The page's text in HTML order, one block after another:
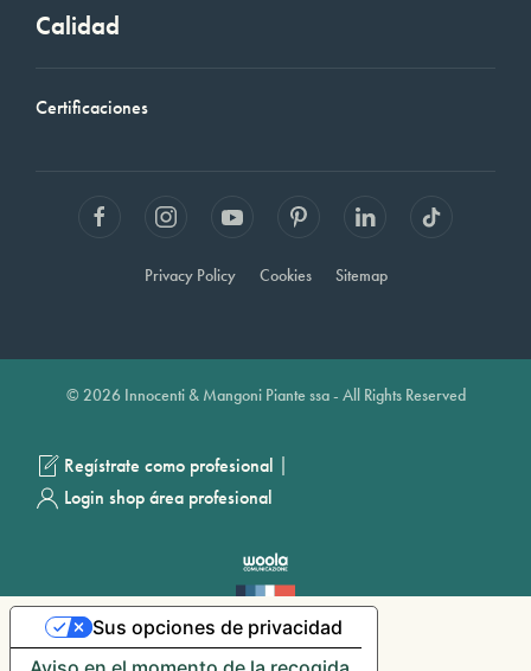
Calidad
Certificaciones
Privacy Policy Cookies Sitemap
© 2026 Innocenti & Mangoni Piante ssa - All Rights Reserved
Regístrate como profesional |
Login shop área profesional
Sus opciones de privacidad